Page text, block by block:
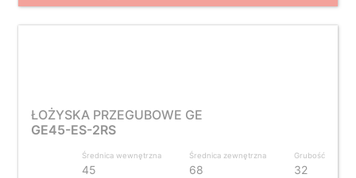
ŁOŻYSKA PRZEGUBOWE GE
GE45-ES-2RS
Średnica wewnętrzna
45
Średnica zewnętrzna
68
Grubość
32